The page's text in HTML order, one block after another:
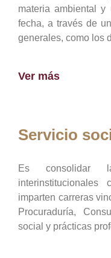
materia ambiental
fecha, a través de
generales, como los
Ver más
Servicio
Es consolidar
imparten carreras
Procuraduría,
social y prácticas